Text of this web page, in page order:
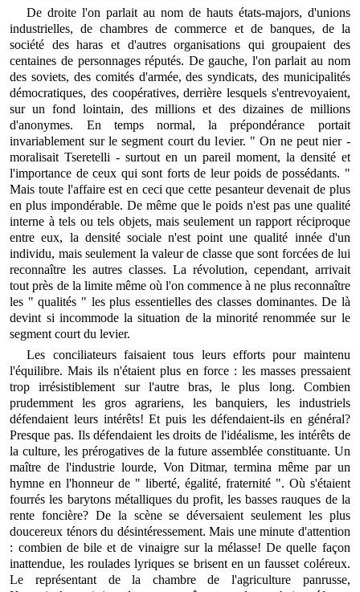
De droite l'on parlait au nom de hauts états-majors, d'unions
industrielles, de chambres de commerce et de banques, de la
société des haras et d'autres organisations qui groupaient des
centaines de personnages réputés. De gauche, l'on parlait au nom
des soviets, des comités d'armée, des syndicats, des municipalités
démocratiques, des coopératives, derrière lesquels s'entrevoyaient,
sur un fond lointain, des millions et des dizaines de millions
d'anonymes. En temps normal, la prépondérance portait
invariablement sur le segment court du levier. " On ne peut nier -
moralisait Tseretelli - surtout en un pareil moment, la densité et
l'importance de ceux qui sont forts de leur poids de possédants. "
Mais toute l'affaire est en ceci que cette pesanteur devenait de plus
en plus impondérable. De même que le poids n'est pas une qualité
interne à tels ou tels objets, mais seulement un rapport réciproque
entre eux, la densité sociale n'est point une qualité innée d'un
individu, mais seulement la valeur de classe que sont forcées de lui
reconnaître les autres classes. La révolution, cependant, arrivait
tout près de la limite même où l'on commence à ne plus reconnaître
les " qualités " les plus essentielles des classes dominantes. De là
devint si incommode la situation de la minorité renommée sur le
segment court du levier.
Les conciliateurs faisaient tous leurs efforts pour maintenu
l'équilibre. Mais ils n'étaient plus en force : les masses pressaient
trop irrésistiblement sur l'autre bras, le plus long. Combien
prudemment les gros agrariens, les banquiers, les industriels
défendaient leurs intérêts! Et puis les défendaient-ils en général?
Presque pas. Ils défendaient les droits de l'idéalisme, les intérêts de
la culture, les prérogatives de la future assemblée constituante. Un
maître de l'industrie lourde, Von Ditmar, termina même par un
hymne en l'honneur de " liberté, égalité, fraternité ". Où s'étaient
fourrés les barytons métalliques du profit, les basses rauques de la
rente foncière? De la scène se déversaient seulement les plus
doucereux ténors du désintéressement. Mais une minute d'attention
: combien de bile et de vinaigre sur la mélasse! De quelle façon
inattendue, les roulades lyriques se brisent en un fausset coléreux.
Le représentant de la chambre de l'agriculture panrusse,